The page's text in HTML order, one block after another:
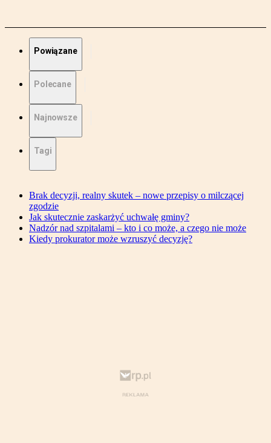
Powiązane
Polecane
Najnowsze
Tagi
Brak decyzji, realny skutek – nowe przepisy o milczącej
zgodzie
Jak skutecznie zaskarżyć uchwałę gminy?
Nadzór nad szpitalami – kto i co może, a czego nie może
Kiedy prokurator może wzruszyć decyzję?